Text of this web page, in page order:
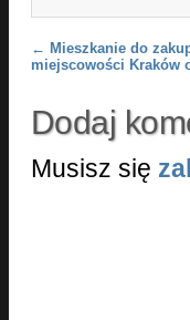
Post
← Mieszkanie do
miejscowości Kraków
Dodaj
Musisz się